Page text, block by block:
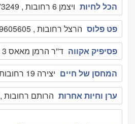
הכל לחיות ויצמן 6 רחובות , 0505473249
פט פלוס הרצל רחובות , 039605605
פסיפיק אקווה ד''ר הרמן מאאס 3 רחובות , 0502812611
המחסן של חיים יצירה 19 רחובות , 089475004
ערן וחיות אחרות הרותם רחובות , 089355855